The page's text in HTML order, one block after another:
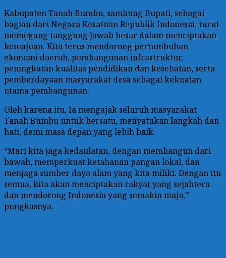
Kabupaten Tanah Bumbu, sambung Bupati, sebagai
bagian dari Negara Kesatuan Republik Indonesia, turut
memegang tanggung jawab besar dalam menciptakan
kemajuan. Kita terus mendorong pertumbuhan
ekonomi daerah, pembangunan infrastruktur,
peningkatan kualitas pendidikan dan kesehatan, serta
pemberdayaan masyarakat desa sebagai kekuatan
utama pembangunan.
Oleh karena itu, Ia mengajak seluruh masyarakat
Tanah Bumbu untuk bersatu, menyatukan langkah dan
hati, demi masa depan yang lebih baik.
“Mari kita jaga kedaulatan, dengan membangun dari
bawah, memperkuat ketahanan pangan lokal, dan
menjaga sumber daya alam yang kita miliki. Dengan itu
semua, kita akan menciptakan rakyat yang sejahtera
dan mendorong Indonesia yang semakin maju,”
pungkasnya.